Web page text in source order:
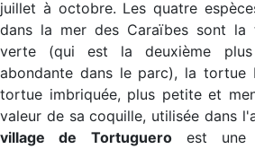
juillet à octobre. Les quatre
dans la mer des Caraïbes sont
verte (qui est la deuxième
abondante dans le parc), la tortue
tortue imbriquée, plus petite et
valeur de sa coquille, utilisée dans
village de Tortugueroest une